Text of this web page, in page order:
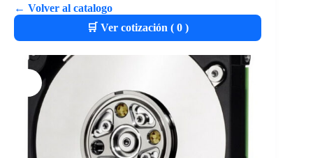
← Volver al catalogo
🛒 Ver cotización ( 0)